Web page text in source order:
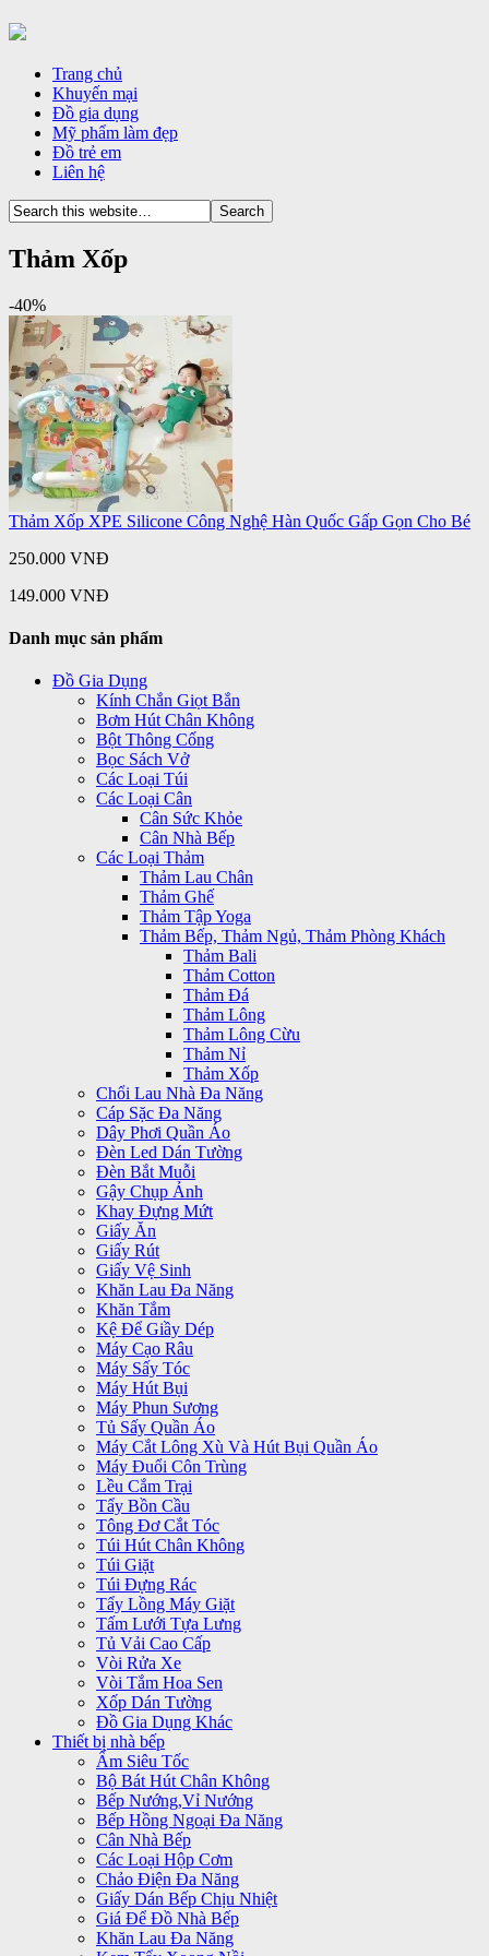
Trang chủ
Khuyến mại
Đồ gia dụng
Mỹ phẩm làm đẹp
Đồ trẻ em
Liên hệ
Thảm Xốp
-40%
Thảm Xốp XPE Silicone Công Nghệ Hàn Quốc Gấp Gọn Cho Bé
250.000 VNĐ
149.000 VNĐ
Danh mục sản phẩm
Đồ Gia Dụng
Kính Chắn Giọt Bắn
Bơm Hút Chân Không
Bột Thông Cống
Bọc Sách Vở
Các Loại Túi
Các Loại Cân
Cân Sức Khỏe
Cân Nhà Bếp
Các Loại Thảm
Thảm Lau Chân
Thảm Ghế
Thảm Tập Yoga
Thảm Bếp, Thảm Ngủ, Thảm Phòng Khách
Thảm Bali
Thảm Cotton
Thảm Đá
Thảm Lông
Thảm Lông Cừu
Thảm Nỉ
Thảm Xốp
Chổi Lau Nhà Đa Năng
Cáp Sặc Đa Năng
Dây Phơi Quần Áo
Đèn Led Dán Tường
Đèn Bắt Muỗi
Gậy Chụp Ảnh
Khay Đựng Mứt
Giấy Ăn
Giấy Rút
Giấy Vệ Sinh
Khăn Lau Đa Năng
Khăn Tắm
Kệ Để Giầy Dép
Máy Cạo Râu
Máy Sấy Tóc
Máy Hút Bụi
Máy Phun Sương
Tủ Sấy Quần Áo
Máy Cắt Lông Xù Và Hút Bụi Quần Áo
Máy Đuổi Côn Trùng
Lều Cắm Trại
Tẩy Bồn Cầu
Tông Đơ Cắt Tóc
Túi Hút Chân Không
Túi Giặt
Túi Đựng Rác
Tẩy Lồng Máy Giặt
Tấm Lưới Tựa Lưng
Tủ Vải Cao Cấp
Vòi Rửa Xe
Vòi Tắm Hoa Sen
Xốp Dán Tường
Đồ Gia Dụng Khác
Thiết bị nhà bếp
Ấm Siêu Tốc
Bộ Bát Hút Chân Không
Bếp Nướng,Vỉ Nướng
Bếp Hồng Ngoại Đa Năng
Cân Nhà Bếp
Các Loại Hộp Cơm
Chảo Điện Đa Năng
Giấy Dán Bếp Chịu Nhiệt
Giá Để Đồ Nhà Bếp
Khăn Lau Đa Năng